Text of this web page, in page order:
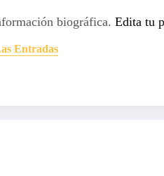
biográfica. Edita tu
Entradas